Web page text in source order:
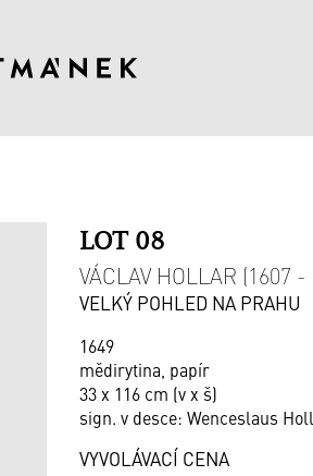
LOT 08
VÁCLAV HOLLAR (1607 -
VELKÝ POHLED NA PRAHU
1649
mědirytina, papír
33 x 116 cm (v x š)
sign. v desce: Wenceslaus
VYVOLÁVACÍ CENA